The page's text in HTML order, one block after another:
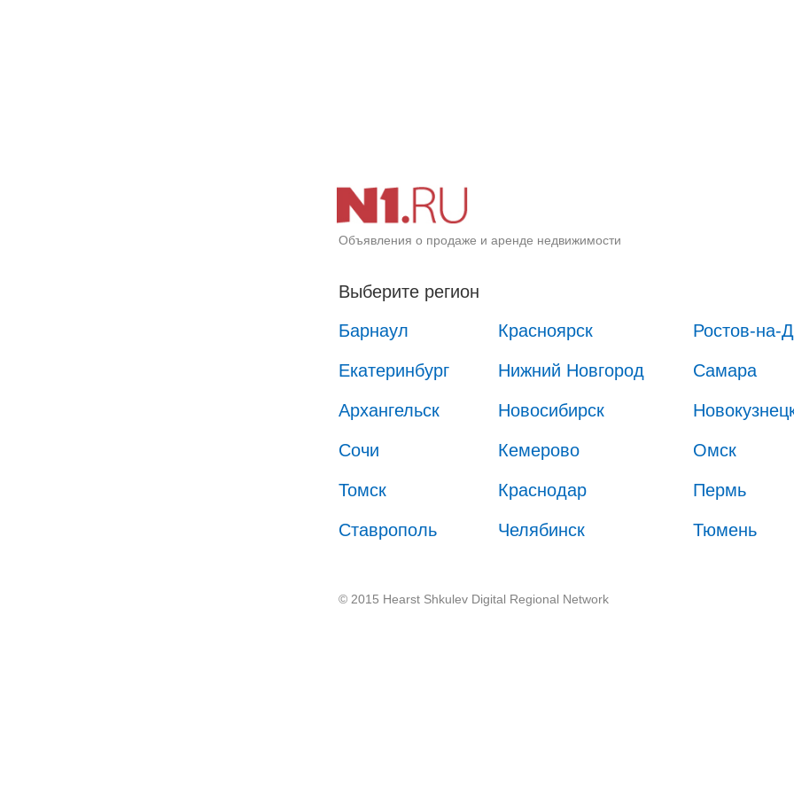
Объявления о продаже и аренде недвижимости
Выберите регион
Барнаул
Красноярск Ростов-на-
Екатеринбург Нижний Новгород Самара
Архангельск Новосибирск
Сочи Кемерово Омск
Томск Краснодар Пермь
Ставрополь Челябинск Тюмень
© 2015 Hearst Shkulev Digital Regional Network